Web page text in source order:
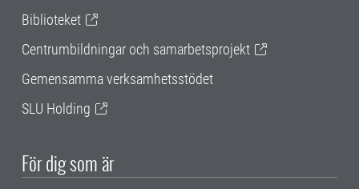
Biblioteket
Centrumbildningar och samarbetsprojekt
Gemensamma verksamhetsstödet
SLU Holding
För dig som är